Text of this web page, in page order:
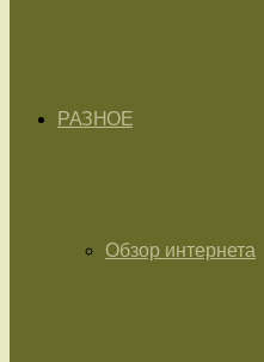
РАЗНОЕ
Обзор интернета